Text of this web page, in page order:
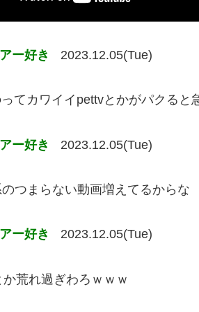
ー好き 2023.12.05(Tue)
てカワイイpettvとかがパクると
ー好き 2023.12.05(Tue)
つまらない動画増えてるからな
ー好き 2023.12.05(Tue)
荒れ過ぎわろｗｗｗ